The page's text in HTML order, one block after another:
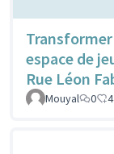
espace de
Rue Léon
Mouyal 0 4